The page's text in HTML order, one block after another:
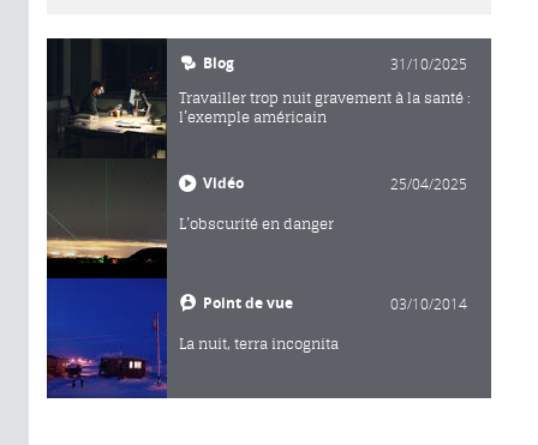
Blog 31/10/2025
Travailler trop nuit gravement à la santé :
l’exemple américain
Vidéo 25/04/2025
L’obscurité en danger
Point de vue 03/10/2014
La nuit, terra incognita